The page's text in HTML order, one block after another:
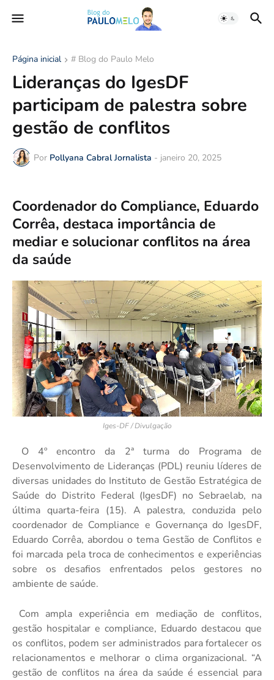
Página inicial # Blog do Paulo Melo
Lideranças do IgesDF
participam de palestra sobre
gestão de conflitos
Por Pollyana Cabral Jornalista - janeiro 20, 2025
Coordenador do Compliance, Eduardo
Corrêa, destaca importância de
mediar e solucionar conflitos na área
da saúde
Iges-DF / Divulgação
O 4º encontro da 2ª turma do Programa de
Desenvolvimento de Lideranças (PDL) reuniu líderes de
diversas unidades do Instituto de Gestão Estratégica de
Saúde do Distrito Federal (IgesDF) no Sebraelab, na
última quarta-feira (15). A palestra, conduzida pelo
coordenador de Compliance e Governança do IgesDF,
Eduardo Corrêa, abordou o tema Gestão de Conflitos e
foi marcada pela troca de conhecimentos e experiências
sobre os desafios enfrentados pelos gestores no
ambiente de saúde.
Com ampla experiência em mediação de conflitos,
gestão hospitalar e compliance, Eduardo destacou que
os conflitos, podem ser administrados para fortalecer os
relacionamentos e melhorar o clima organizacional. “A
gestão de conflitos na área da saúde é essencial para